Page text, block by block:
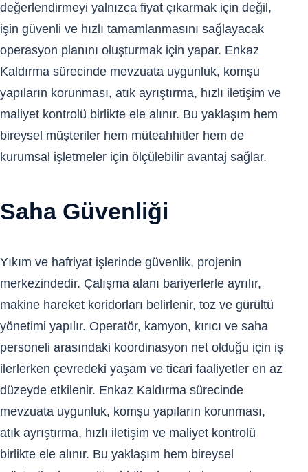
değerlendirmeyi yalnızca fiyat çıkarmak için değil,
işin güvenli ve hızlı tamamlanmasını sağlayacak
operasyon planını oluşturmak için yapar. Enkaz
Kaldırma sürecinde mevzuata uygunluk, komşu
yapıların korunması, atık ayrıştırma, hızlı iletişim ve
maliyet kontrolü birlikte ele alınır. Bu yaklaşım hem
bireysel müşteriler hem müteahhitler hem de
kurumsal işletmeler için ölçülebilir avantaj sağlar.
Saha Güvenliği
Yıkım ve hafriyat işlerinde güvenlik, projenin
merkezindedir. Çalışma alanı bariyerlerle ayrılır,
makine hareket koridorları belirlenir, toz ve gürültü
yönetimi yapılır. Operatör, kamyon, kırıcı ve saha
personeli arasındaki koordinasyon net olduğu için iş
ilerlerken çevredeki yaşam ve ticari faaliyetler en az
düzeyde etkilenir. Enkaz Kaldırma sürecinde
mevzuata uygunluk, komşu yapıların korunması,
atık ayrıştırma, hızlı iletişim ve maliyet kontrolü
birlikte ele alınır. Bu yaklaşım hem bireysel